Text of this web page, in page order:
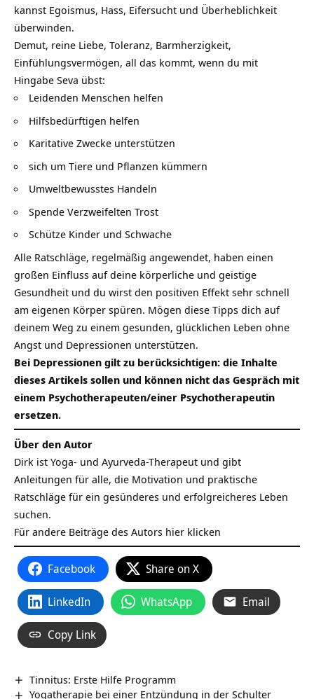
kannst Egoismus, Hass, Eifersucht und Überheblichkeit
überwinden.
Demut, reine Liebe, Toleranz, Barmherzigkeit,
Einfühlungsvermögen, all das kommt, wenn du mit
Hingabe Seva übst:
Leidenden Menschen helfen
Hilfsbedürftigen helfen
Karitative Zwecke unterstützen
sich um Tiere und Pflanzen kümmern
Umweltbewusstes Handeln
Spende Verzweifelten Trost
Schütze Kinder und Schwache
Alle Ratschläge, regelmäßig angewendet, haben einen
großen Einfluss auf deine körperliche und geistige
Gesundheit und du wirst den positiven Effekt sehr schnell
am eigenen Körper spüren. Mögen diese Tipps dich auf
deinem Weg zu einem gesunden, glücklichen Leben ohne
Angst und Depressionen unterstützen.
Bei Depressionen gilt zu berücksichtigen: die Inhalte
dieses Artikels sollen und können nicht das Gespräch mit
einem Psychotherapeuten/einer Psychotherapeutin
ersetzen.
Über den Autor
Dirk ist Yoga- und Ayurveda-Therapeut und gibt
Anleitungen für alle, die Motivation und praktische
Ratschläge für ein gesünderes und erfolgreicheres Leben
suchen.
Für andere Beiträge des Autors hier klicken
Facebook Share on X
LinkedIn WhatsApp Email
Copy Link
Tinnitus: Erste Hilfe Programm
Yogatherapie bei einer Entzündung in der Schulter